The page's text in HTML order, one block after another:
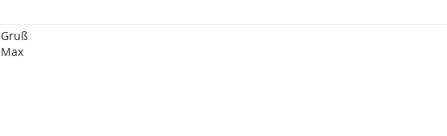
Gruß
Max